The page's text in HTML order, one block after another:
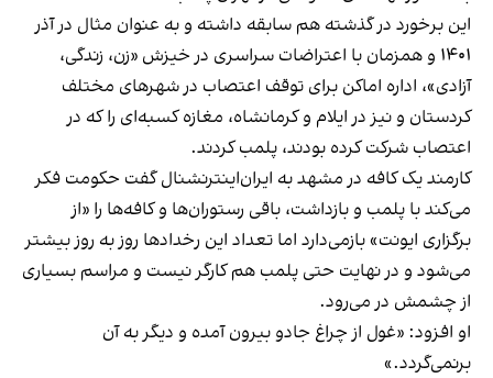
این برخورد در گذشته هم سابقه داشته و به عنوان مثال در آذر
۱۴۰۱ و همزمان با اعتراضات سراسری در خیزش «زن، زندگی،
آزادی»، اداره اماکن برای توقف اعتصاب در شهرهای مختلف
کردستان و نیز در ایلام و کرمانشاه، مغازه کسبه‌ای را که در
اعتصاب شرکت کرده بودند، پلمب کردند.
کارمند یک کافه در مشهد به ایران‌اینترنشنال گفت حکومت فکر
می‌کند با پلمب و بازداشت، باقی رستوران‌ها و کافه‌ها را «از
برگزاری ایونت» بازمی‌دارد اما تعداد این رخدادها روز به روز بیشتر
می‌شود و در نهایت حتی پلمب هم کارگر نیست و مراسم بسیاری
از چشمش در می‌رود.
او افزود: «غول از چراغ جادو بیرون آمده و دیگر به آن
برنمی‎‌گردد.»